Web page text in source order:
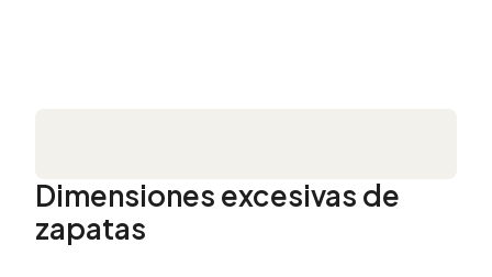
Dimensiones excesivas de
zapatas